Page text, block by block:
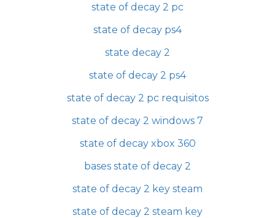
state of decay 2 pc
state of decay ps4
state decay 2
state of decay 2 ps4
state of decay 2 pc requisitos
state of decay 2 windows 7
state of decay xbox 360
bases state of decay 2
state of decay 2 key steam
state of decay 2 steam key